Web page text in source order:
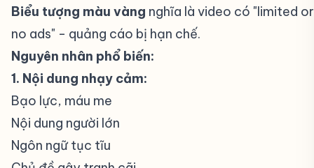
Biểu tượng màu vàng nghĩa là video có "limited or
no ads" - quảng cáo bị hạn chế.
Nguyên nhân phổ biến:
1. Nội dung nhạy cảm:
Bạo lực, máu me
Nội dung người lớn
Ngôn ngữ tục tĩu